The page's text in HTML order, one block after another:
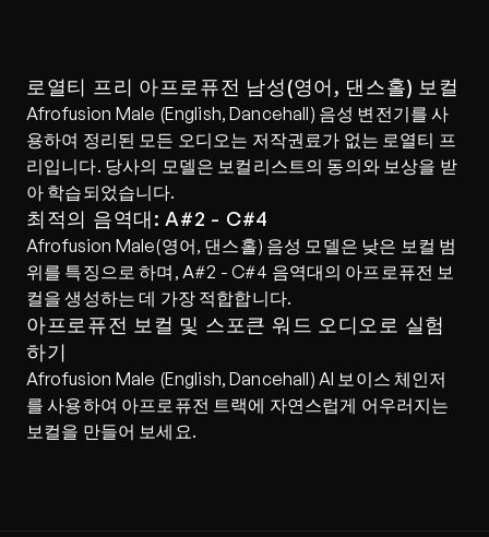
로열티 프리 아프로퓨전 남성(영어, 댄스홀) 보컬
Afrofusion Male (English, Dancehall) 음성 변전기를 사
용하여 정리된 모든 오디오는 저작권료가 없는 로열티 프
리입니다. 당사의 모델은 보컬리스트의 동의와 보상을 받
아 학습되었습니다.
최적의 음역대: A#2 - C#4
Afrofusion Male(영어, 댄스홀) 음성 모델은 낮은 보컬 범
위를 특징으로 하며, A#2 - C#4 음역대의 아프로퓨전 보
컬을 생성하는 데 가장 적합합니다.
아프로퓨전 보컬 및 스포큰 워드 오디오로 실험
하기
Afrofusion Male (English, Dancehall) AI 보이스 체인저
를 사용하여 아프로퓨전 트랙에 자연스럽게 어우러지는
보컬을 만들어 보세요.